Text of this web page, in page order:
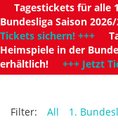
Tagestickets für alle
Bundesliga Saison
Tickets sichern! +++
Heimspiele in der
erhältlich! +++ Jetzt
Filter: All 1.